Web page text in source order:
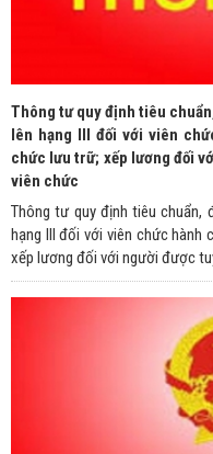
Thông tư quy định tiêu
lên hạng III đối với viên
chức lưu trữ; xếp lương đối
viên chức
Thông tư quy định tiêu chuẩn,
hạng III đối với viên chức hành
xếp lương đối với người được